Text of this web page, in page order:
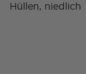
Hüllen, niedlich